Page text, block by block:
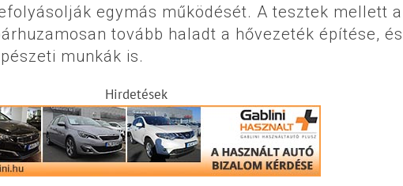
egymás működését. A tesztek mellett
tovább haladt a hővezeték építése, és
munkák is.
Hirdetések